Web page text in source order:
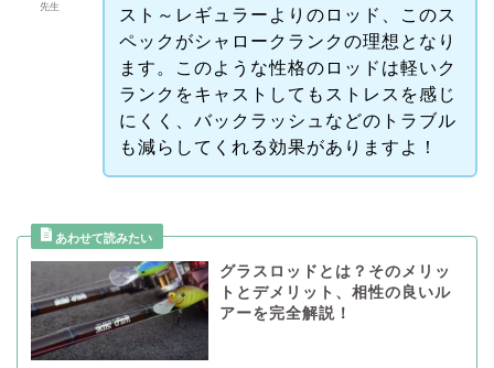
先生
スト～レギュラーよりのロッド、このス
ペックがシャロークランクの理想となり
ます。このような性格のロッドは軽いク
ランクをキャストしてもストレスを感じ
にくく、バックラッシュなどのトラブル
も減らしてくれる効果がありますよ！
グラスロッドとは？そのメリッ
トとデメリット、相性の良いル
アーを完全解説！